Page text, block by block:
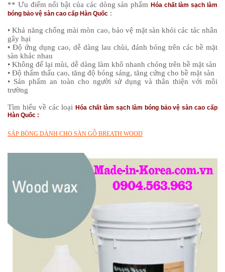
** Ưu điểm nổi bật của các dòng sản phẩm Hóa chất làm sạch làm
bóng bảo vệ sàn cao cấp Hàn Quốc :
• Khả năng chống mài mòn cao, bảo vệ mặt sàn khỏi các tác nhân
gây hại
• Độ ứng dụng cao, dễ dàng lau chùi, đánh bóng trên các bề mặt
sàn khác nhau
• Không để lại mùi, dễ dàng làm khô nhanh chóng trên bề mặt sàn
• Độ thẩm thấu cao, tăng độ bóng sáng, tăng cứng cho bề mặt sàn
• Sản phẩm an toàn cho người sử dụng và thân thiện với môi
trường
Tìm hiểu về các loạiHóa chất làm sạch làm bóng bảo vệ sàn cao cấp
Hàn Quốc :
SÁP BÓNG DÀNH CHO SÀN GỖ BREATH WOOD